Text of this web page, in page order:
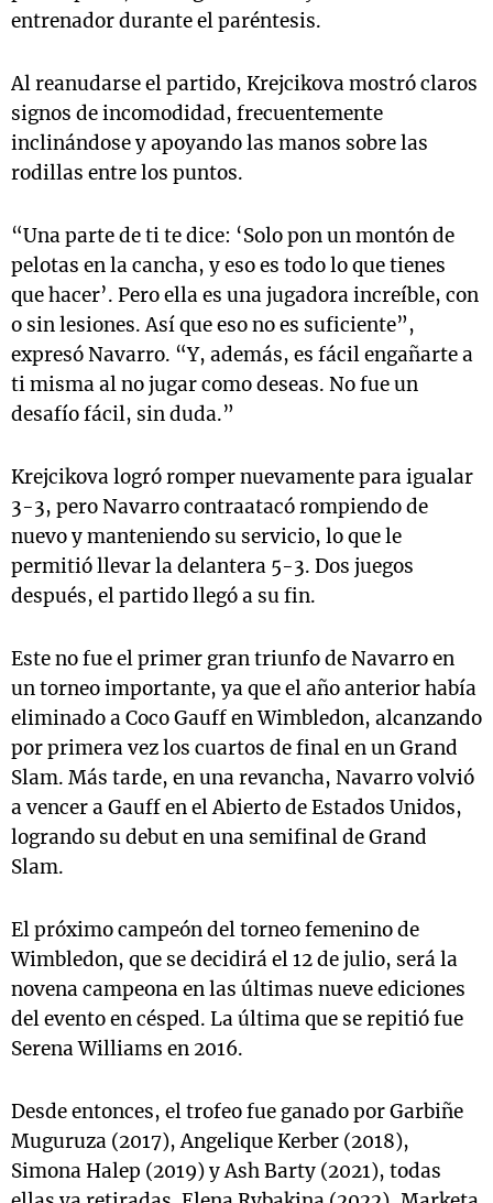
entrenador durante el paréntesis.
Al reanudarse el partido, Krejcikova mostró claros
signos de incomodidad, frecuentemente
inclinándose y apoyando las manos sobre las
rodillas entre los puntos.
“Una parte de ti te dice: ‘Solo pon un montón de
pelotas en la cancha, y eso es todo lo que tienes
que hacer’. Pero ella es una jugadora increíble, con
o sin lesiones. Así que eso no es suficiente”,
expresó Navarro. “Y, además, es fácil engañarte a
ti misma al no jugar como deseas. No fue un
desafío fácil, sin duda.”
Krejcikova logró romper nuevamente para igualar
3-3, pero Navarro contraatacó rompiendo de
nuevo y manteniendo su servicio, lo que le
permitió llevar la delantera 5-3. Dos juegos
después, el partido llegó a su fin.
Este no fue el primer gran triunfo de Navarro en
un torneo importante, ya que el año anterior había
eliminado a Coco Gauff en Wimbledon, alcanzando
por primera vez los cuartos de final en un Grand
Slam. Más tarde, en una revancha, Navarro volvió
a vencer a Gauff en el Abierto de Estados Unidos,
logrando su debut en una semifinal de Grand
Slam.
El próximo campeón del torneo femenino de
Wimbledon, que se decidirá el 12 de julio, será la
novena campeona en las últimas nueve ediciones
del evento en césped. La última que se repitió fue
Serena Williams en 2016.
Desde entonces, el trofeo fue ganado por Garbiñe
Muguruza (2017), Angelique Kerber (2018),
Simona Halep (2019) y Ash Barty (2021), todas